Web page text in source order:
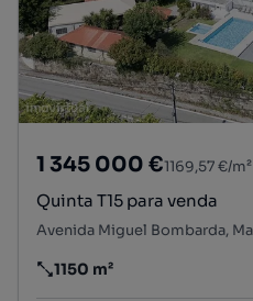
1 345 000 €1169,57 €/m²
Quinta T15 para venda
Preço por metro quadrado
1150 m²